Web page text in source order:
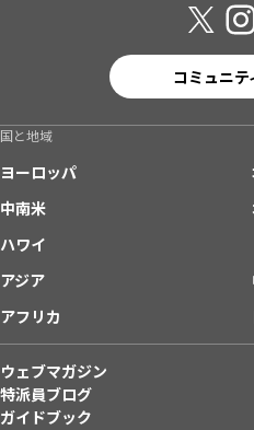
コミュニテ
国と地域
ヨーロッパ
中南米
ハワイ
アジア
アフリカ
ウェブマガジン
特派員ブログ
ガイドブック